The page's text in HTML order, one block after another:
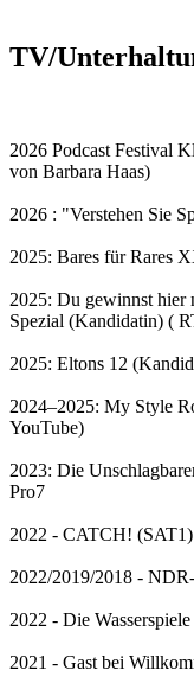
TV/
2026 Podcast Festival
von Barbara Haas)
2026 : "Verstehen Sie
2025: Bares für Rares
2025: Du gewinnst hier
Spezial (Kandidatin) (
2025: Eltons 12
2024–2025: My Style
YouTube)
2023: Die
Pro7
2022 - CATCH! (SAT1)
2022/2019/2018 -
2022 - Die
2021 - Gast bei